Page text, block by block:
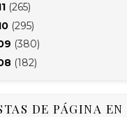
(265)
(295)
(380)
(182)
DE PÁGINA